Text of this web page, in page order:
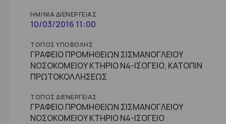
ΗΜ/ΝΊΑ ΔΙΕΝΈΡΓΕΙΑΣ
10/03/2016 11:00
ΤΌΠΟΣ ΥΠΟΒΟΛΉΣ
ΓΡΑΦΕΙΟ ΠΡΟΜΗΘΕΙΩΝ ΣΙΣΜΑΝΟΓΛΕΙΟΥ
ΝΟΣΟΚΟΜΕΙΟΥ ΚΤΗΡΙΟ Ν4-ΙΣΟΓΕΙΟ, ΚΑΤΟΠΙΝ
ΠΡΩΤΟΚΟΛΛΗΣΕΩΣ
ΤΌΠΟΣ ΔΙΕΝΈΡΓΕΙΑΣ
ΓΡΑΦΕΙΟ ΠΡΟΜΗΘΕΙΩΝ ΣΙΣΜΑΝΟΓΛΕΙΟΥ
ΝΟΣΟΚΟΜΕΙΟΥ ΚΤHΡΙΟ Ν4-ΙΣΟΓΕΙΟ